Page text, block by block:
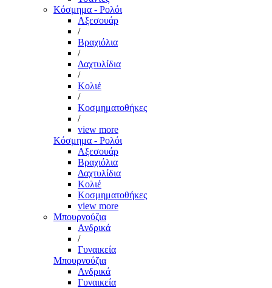
Κόσμημα - Ρολόι
Αξεσουάρ
/
Βραχιόλια
/
Δαχτυλίδια
/
Κολιέ
/
Κοσμηματοθήκες
/
view more
Κόσμημα - Ρολόι
Αξεσουάρ
Βραχιόλια
Δαχτυλίδια
Κολιέ
Κοσμηματοθήκες
view more
Μπουρνούζια
Ανδρικά
/
Γυναικεία
Μπουρνούζια
Ανδρικά
Γυναικεία